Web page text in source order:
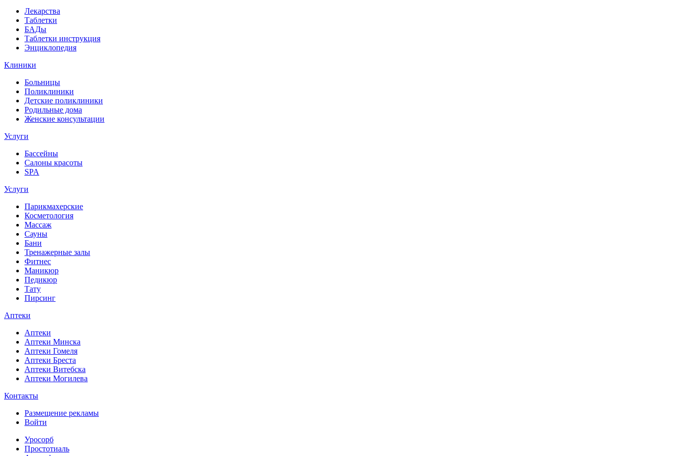
Лекарства
Таблетки
БАДы
Таблетки инструкция
Энциклопедия
Клиники
Больницы
Поликлиники
Детские поликлиники
Родильные дома
Женские консультации
Услуги
Бассейны
Салоны красоты
SPA
Услуги
Парикмахерские
Косметология
Массаж
Сауны
Бани
Тренажерные залы
Фитнес
Маникюр
Педикюр
Тату
Пирсинг
Аптеки
Аптеки
Аптеки Минска
Аптеки Гомеля
Аптеки Бреста
Аптеки Витебска
Аптеки Могилева
Контакты
Размещение рекламы
Войти
Уросорб
Простотиаль